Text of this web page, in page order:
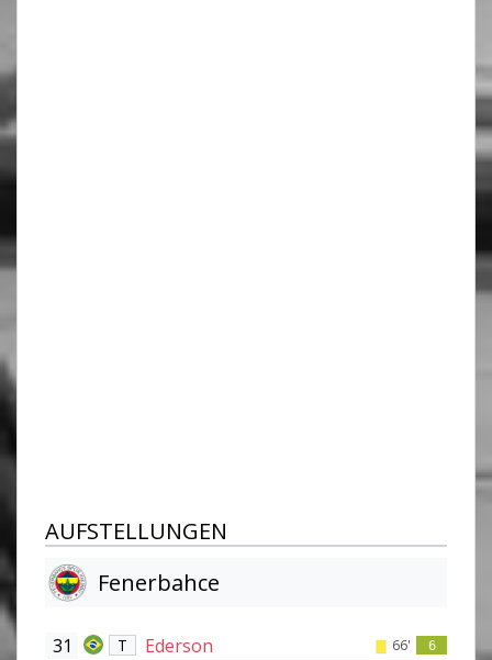
AUFSTELLUNGEN
Fenerbahce
31 T Ederson 66' 6